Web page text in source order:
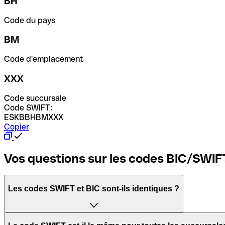
Code du pays
BM
Code d'emplacement
XXX
Code succursale
Code SWIFT:
ESKBBHBMXXX
Copier
Vos questions sur les codes BIC/
Les codes SWIFT et BIC sont-ils identiques ?